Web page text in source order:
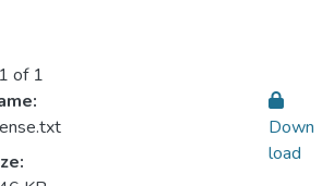
of 1
Down
load